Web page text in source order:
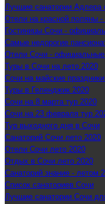
Лучшие санатории Адлера
Отели на красной поляны
Гостиницы Сочи -
Самые недорогие
Отели Сочи -
Туры в Сочи на лето 2020
Сочи на майские
Туры в Геленджик 2020
Сочи на 8 марта тур 2020
Сочи на 23 февраля тур
Тур выходного дня в Сочи
Санаторий Сочи лето 2020
Отели Сочи лето 2020
Отдых в Сочи лето 2020
Санаторий знание - летом
Список санаториев Сочи
Лучшие санатории Сочи